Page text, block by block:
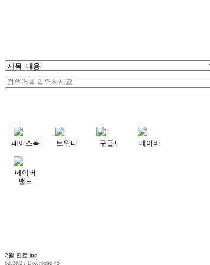
페이스북 트위터 구글+ 네이버
네이버
밴드
2월 진료.jpg
63.3KB / Download 45